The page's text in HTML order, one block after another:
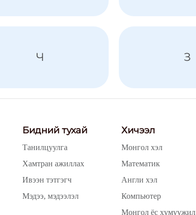
Ч З
Бидний тухай
Танилцуулга
Хамтран ажиллах
Ивээн тэтгэгч
Мэдээ, мэдээлэл
Хичээл
Монгол хэл
Математик
Англи хэл
Компьютер
Монгол ёс хүмүүжил